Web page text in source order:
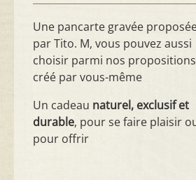
Une pancarte gravée
par Tito. M, vous pouvez aussi
choisir parmi nos
créé par vous-même
Un cadeau naturel, exclusif et
durable, pour se faire plaisir
pour offrir